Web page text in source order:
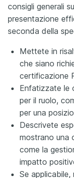
consigli generali
presentazione
seconda della
Mettete in
che siano
certificazione
Enfatizzate le
per il ruolo,
per una
Descrivete
mostrano una
come la
impatto
Se